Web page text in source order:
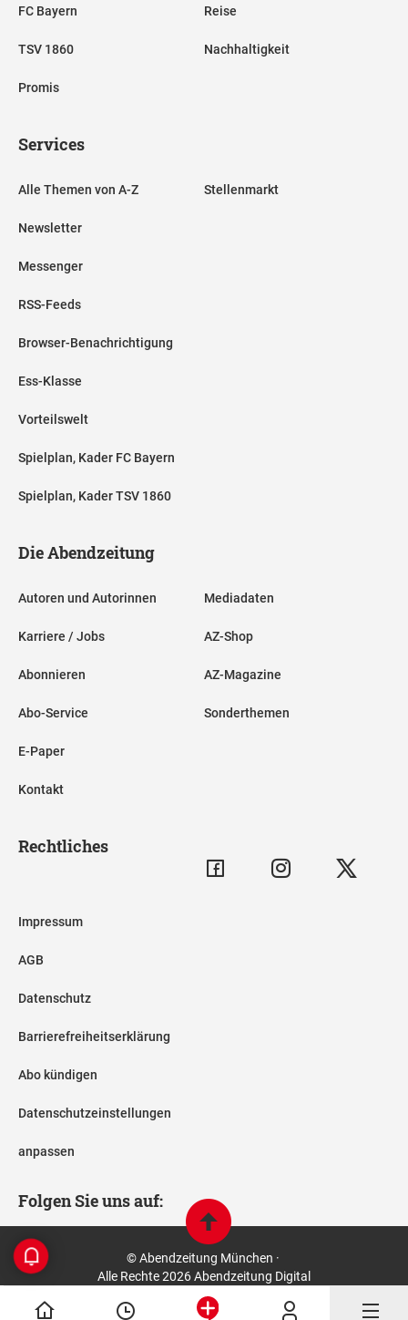
FC Bayern
TSV 1860
Promis
Reise
Nachhaltigkeit
Services
Alle Themen von A-Z
Newsletter
Messenger
RSS-Feeds
Browser-Benachrichtigung
Ess-Klasse
Vorteilswelt
Spielplan, Kader FC Bayern
Spielplan, Kader TSV 1860
Stellenmarkt
Die Abendzeitung
Autoren und Autorinnen
Karriere / Jobs
Abonnieren
Abo-Service
E-Paper
Kontakt
Mediadaten
AZ-Shop
AZ-Magazine
Sonderthemen
Rechtliches
Impressum
AGB
Datenschutz
Barrierefreiheitserklärung
Abo kündigen
Datenschutzeinstellungen
anpassen
Folgen Sie uns auf:
© Abendzeitung München ·
Alle Rechte 2026 Abendzeitung Digital